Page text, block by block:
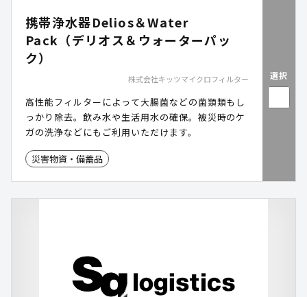
携帯浄水器Delios＆Water
Pack（デリオス＆ウォーターパッ
ク）
株式会社キッツマイクロフィルター
高性能フィルターによって大腸菌などの菌類類もし
っかり除去。飲み水や生活用水の確保。被災時のケ
ガの洗浄などにもご利用いただけます。
災害物資・備蓄品
選択